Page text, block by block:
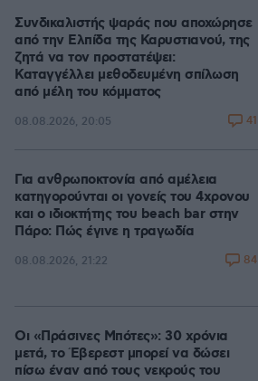
Συνδικαλιστής ψαράς που αποχώρησε
από την Ελπίδα της Καρυστιανού, της
ζητά να τον προστατέψει:
Καταγγέλλει μεθοδευμένη σπίλωση
από μέλη του κόμματος
08.08.2026, 20:05 41
Για ανθρωποκτονία από αμέλεια
κατηγορούνται οι γονείς του 4χρονου
και ο ιδιοκτήτης του beach bar στην
Πάρο: Πώς έγινε η τραγωδία
08.08.2026, 21:22 84
Οι «Πράσινες Μπότες»: 30 χρόνια
μετά, το Έβερεστ μπορεί να δώσει
πίσω έναν από τους νεκρούς του